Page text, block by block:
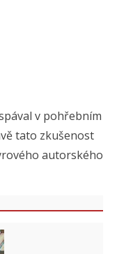
v pohřebním
tato zkušenost
autorského